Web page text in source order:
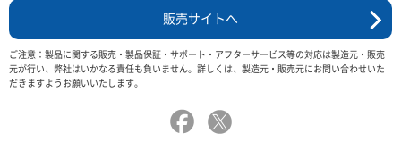
販売サイトへ
ご注意：製品に関する販売・製品保証・サポート・アフターサービス等の対応は製造元・販売
元が行い、弊社はいかなる責任も負いません。詳しくは、製造元・販売元にお問い合わせいた
だきますようお願いいたします。